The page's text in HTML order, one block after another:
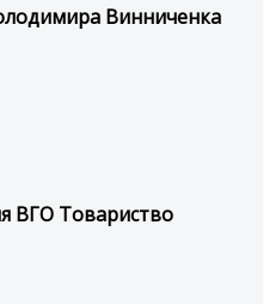
Винниченка
ВГО Товариство